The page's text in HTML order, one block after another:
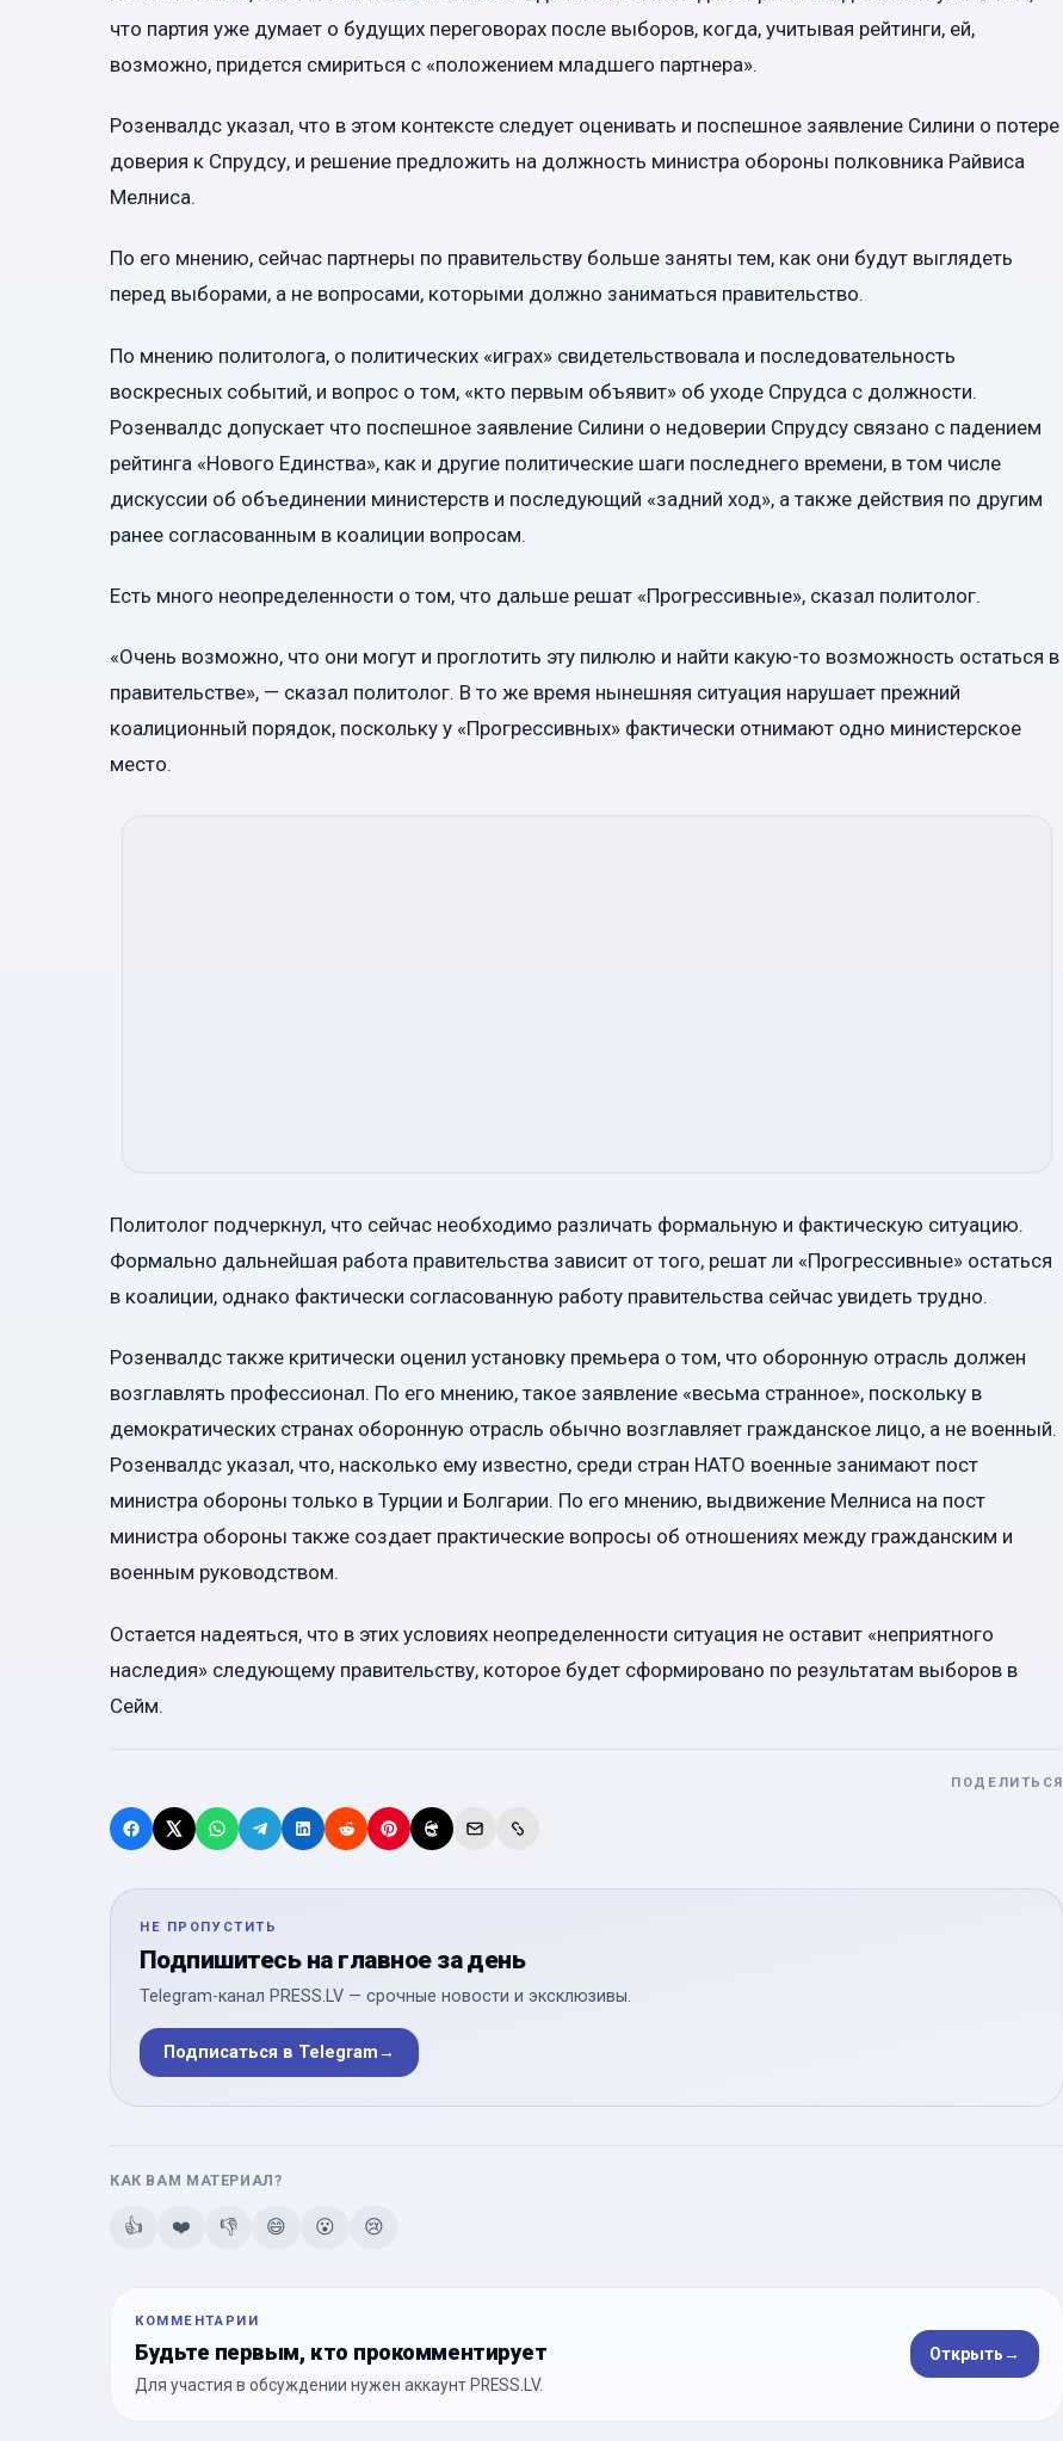
что партия уже думает о будущих переговорах после выборов, когда, учитывая рейтинги, ей,
возможно, придется смириться с «положением младшего партнера».
Розенвалдс указал, что в этом контексте следует оценивать и поспешное заявление Силини о потере
доверия к Спрудсу, и решение предложить на должность министра обороны полковника Райвиса
Мелниса.
По его мнению, сейчас партнеры по правительству больше заняты тем, как они будут выглядеть
перед выборами, а не вопросами, которыми должно заниматься правительство.
По мнению политолога, о политических «играх» свидетельствовала и последовательность
воскресных событий, и вопрос о том, «кто первым объявит» об уходе Спрудса с должности.
Розенвалдс допускает что поспешное заявление Силини о недоверии Спрудсу связано с падением
рейтинга «Нового Единства», как и другие политические шаги последнего времени, в том числе
дискуссии об объединении министерств и последующий «задний ход», а также действия по другим
ранее согласованным в коалиции вопросам.
Есть много неопределенности о том, что дальше решат «Прогрессивные», сказал политолог.
«Очень возможно, что они могут и проглотить эту пилюлю и найти какую-то возможность остаться в
правительстве», — сказал политолог. В то же время нынешняя ситуация нарушает прежний
коалиционный порядок, поскольку у «Прогрессивных» фактически отнимают одно министерское
место.
Политолог подчеркнул, что сейчас необходимо различать формальную и фактическую ситуацию.
Формально дальнейшая работа правительства зависит от того, решат ли «Прогрессивные» остаться
в коалиции, однако фактически согласованную работу правительства сейчас увидеть трудно.
Розенвалдс также критически оценил установку премьера о том, что оборонную отрасль должен
возглавлять профессионал. По его мнению, такое заявление «весьма странное», поскольку в
демократических странах оборонную отрасль обычно возглавляет гражданское лицо, а не военный.
Розенвалдс указал, что, насколько ему известно, среди стран НАТО военные занимают пост
министра обороны только в Турции и Болгарии. По его мнению, выдвижение Мелниса на пост
министра обороны также создает практические вопросы об отношениях между гражданским и
военным руководством.
Остается надеяться, что в этих условиях неопределенности ситуация не оставит «неприятного
наследия» следующему правительству, которое будет сформировано по результатам выборов в
Сейм.
ПОДЕЛИТЬСЯ
НЕ ПРОПУСТИТЬ
Подпишитесь на главное за день
Telegram-канал PRESS.LV — срочные новости и эксклюзивы.
Подписаться в Telegram→
КАК ВАМ МАТЕРИАЛ?
👍 ❤️ 👎 😄 😮 😢
КОММЕНТАРИИ
Будьте первым, кто прокомментирует
Для участия в обсуждении нужен аккаунт PRESS.LV.
Открыть→